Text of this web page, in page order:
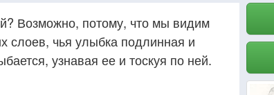
Возможно, потому, что мы видим
слоев, чья улыбка подлинная и
узнавая ее и тоскуя по ней.